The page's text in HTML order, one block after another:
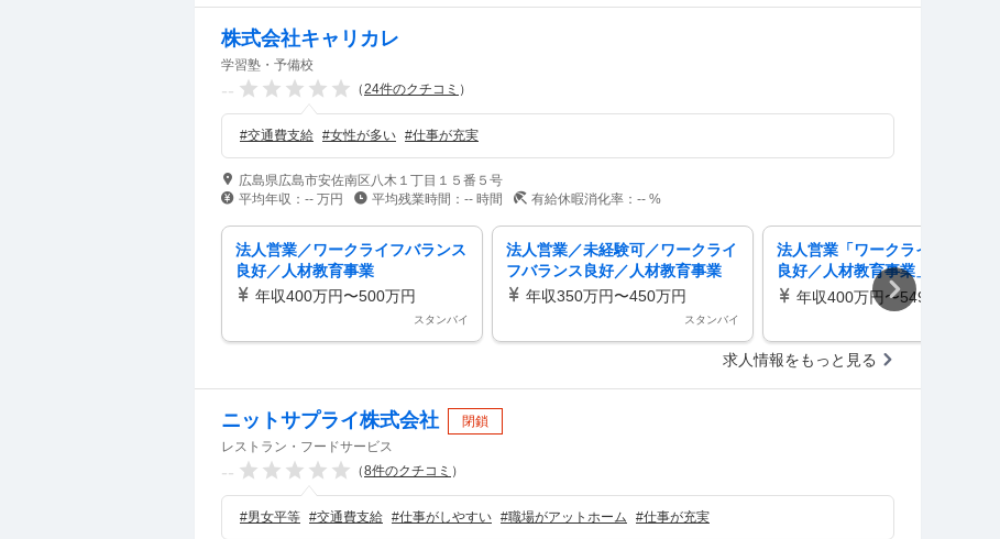
株式会社キャリカレ
学習塾・予備校
-- （24件のクチコミ ）
#交通費支給 #女性が多い #仕事が充実
広島県広島市安佐南区八木１丁目１５番５号
平均年収： -- 万円 平均残業時間： -- 時間 有給休暇消化率： -- %
法人営業／ワークライフバランス
良好／人材教育事業
年収400万円〜500万円
スタンバイ
法人営業／未経験可／ワークライ
フバランス良好／人材教育事業
年収350万円〜450万円
スタンバイ
法人営業「ワークライフバランス
良好／人材教育事業」／年収400
万円／500万円
年収400万円〜549万円
求人情報をもっと見る
ニットサプライ株式会社
閉鎖
レストラン・フードサービス
-- （8件のクチコミ ）
#男女平等 #交通費支給 #仕事がしやすい #職場がアットホーム #仕事が充実